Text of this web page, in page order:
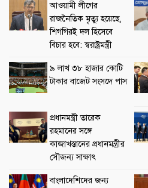
আওয়ামী লীগের
রাজনৈতিক মৃত্যু হয়েছে,
শিগগিরই দল হিসেবে
বিচার হবে: স্বরাষ্ট্রমন্ত্রী
৯ লাখ ৩৮ হাজার কোটি
টাকার বাজেট সংসদে পাস
প্রধানমন্ত্রী তারেক
রহমানের সঙ্গে
কাজাখস্তানের প্রধানমন্ত্রীর
সৌজন্য সাক্ষাৎ
বাংলাদেশিদের জন্য